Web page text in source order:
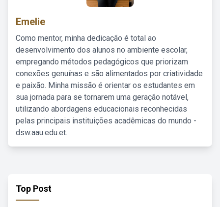
Emelie
Como mentor, minha dedicação é total ao
desenvolvimento dos alunos no ambiente escolar,
empregando métodos pedagógicos que priorizam
conexões genuínas e são alimentados por criatividade
e paixão. Minha missão é orientar os estudantes em
sua jornada para se tornarem uma geração notável,
utilizando abordagens educacionais reconhecidas
pelas principais instituições acadêmicas do mundo -
dsw.aau.edu.et.
Top Post